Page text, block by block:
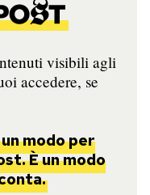
visibili agli
accedere, se
modo per
È un modo